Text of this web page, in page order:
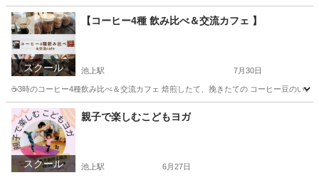
東京 大田区 池上駅 ヨガ スタジオ
スクール
【コーヒー4種 飲み比べ＆交流カフェ 】
池上駅 7月30日
☕3時のコーヒー4種飲み比べ＆交流カフェ 焙煎したて、挽きたての コーヒー豆のい
東京 大田区 池上駅 コーヒー 焙煎
スクール
親子で楽しむこどもヨガ
池上駅 6月27日